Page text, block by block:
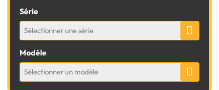
Série
Sélectionner une série
Modèle
Sélectionner un modèle